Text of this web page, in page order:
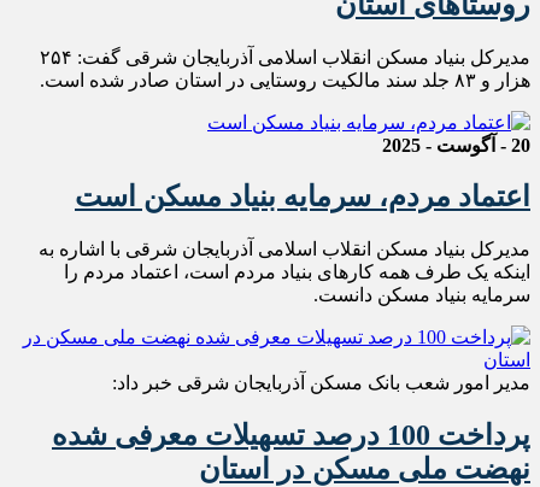
مدیرکل بنیاد مسکن انقلاب اسلامی آذربایجان شرقی گفت: ۲۵۴
هزار و ۸۳ جلد سند مالکیت روستایی در استان صادر شده است.
20 - آگوست - 2025
اعتماد مردم، سرمایه بنیاد مسکن است
مدیرکل بنیاد مسکن انقلاب اسلامی آذربایجان شرقی با اشاره به
اینکه یک طرف همه کارهای بنیاد مردم است، اعتماد مردم را
سرمایه بنیاد مسکن دانست.
مدیر امور شعب بانک مسکن آذربایجان شرقی خبر داد:
پرداخت 100 درصد تسهیلات معرفی شده
نهضت ملی مسکن در استان